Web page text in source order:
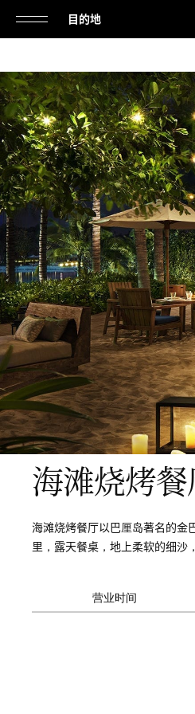
打
开
或
关
闭
导
航
目的地
烧
烤
餐
厅
海滩烧烤
海滩烧烤餐厅以巴厘岛著名的金
里，露天餐桌，地上柔软的细沙
营业时间